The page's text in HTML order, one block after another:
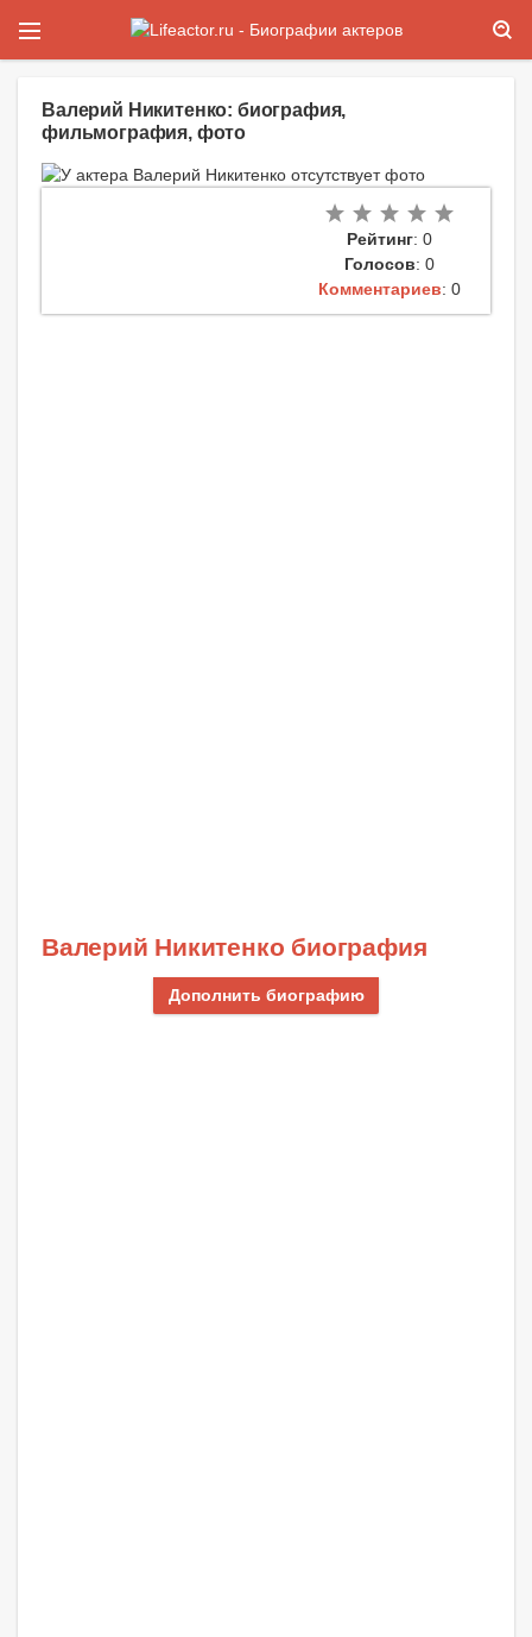
Валерий Никитенко: биография,
фильмография, фото
Рейтинг: 0
Голосов: 0
Комментариев: 0
Валерий Никитенко биография
Дополнить биографию